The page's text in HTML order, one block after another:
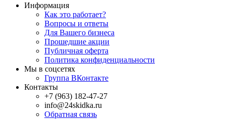
Информация
Как это работает?
Вопросы и ответы
Для Вашего бизнеса
Прошедшие акции
Публичная оферта
Политика конфиденциальности
Мы в соцсетях
Группа ВКонтакте
Контакты
+7 (963) 182-47-27
info@24skidka.ru
Обратная связь